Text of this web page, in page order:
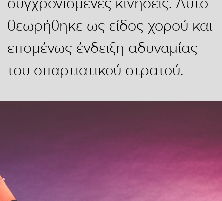
θεωρήθηκε ως είδος χορού και
επομένως ένδειξη αδυναμίας
του σπαρτιατικού στρατού.